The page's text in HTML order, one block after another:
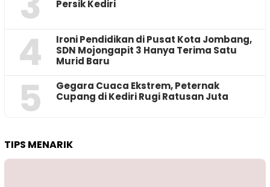
Persik Kediri
4
Ironi Pendidikan di Pusat Kota Jombang,
SDN Mojongapit 3 Hanya Terima Satu
Murid Baru
5
‎Gegara Cuaca Ekstrem, Peternak
Cupang di Kediri Rugi Ratusan Juta
TIPS MENARIK